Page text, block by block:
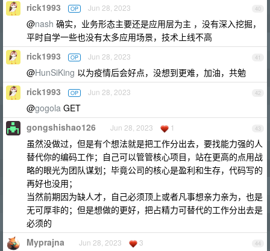
40
rick1993 OP Jun 28, 2023
@nash 确实，业务形态主要还是应用层为主 ，没有深入挖掘，
平时自学一些也没有太多应用场景，技术上线不高
41
rick1993 OP Jun 28, 2023
@HunSiKing 以为疫情后会好点，没想到更难，加油，共勉
42
rick1993 OP Jun 28, 2023
@gogola GET
43
gongshishao126 Jun 28, 2023 1
虽然没做过，但是有个想法就是把工作分出去，要找能力强的人
替代你的编码工作；自己可以管管核心项目，站在更高的点用战
略的眼光为团队谋划；毕竟公司的核心是盈利和生存，代码写的
再好也没用；
当然前期因为缺人才，自己必须顶上或者凡事想亲力亲为，也是
无可厚非的；但是想做的更好，把占精力可替代的工作分出去是
必须的
44
Myprajna Jun 28, 2023 3